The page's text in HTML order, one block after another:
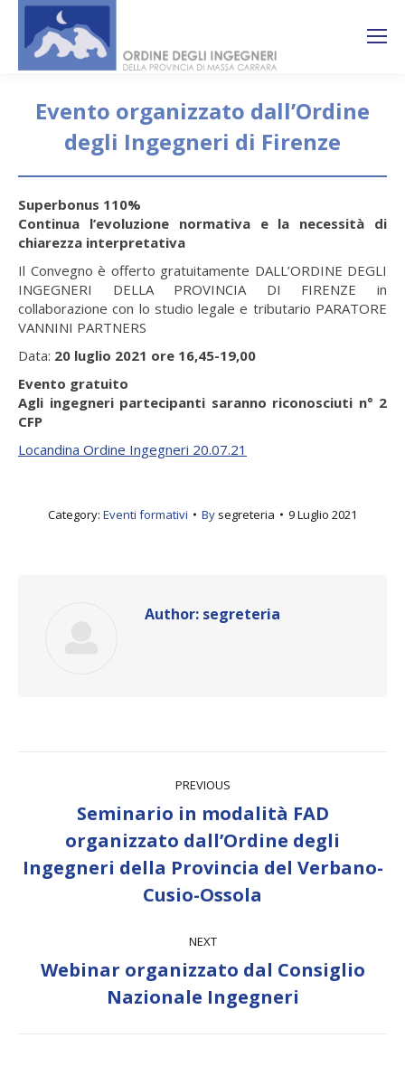
Evento organizzato dall’Ordine
degli Ingegneri di Firenze
Superbonus 110%
Continua l’evoluzione normativa e la necessità di
chiarezza interpretativa
Il Convegno è offerto gratuitamente DALL’ORDINE DEGLI
INGEGNERI DELLA PROVINCIA DI FIRENZE in
collaborazione con lo studio legale e tributario PARATORE
VANNINI PARTNERS
Data: 20 luglio 2021 ore 16,45-19,00
Evento gratuito
Agli ingegneri partecipanti saranno riconosciuti n° 2
CFP
Locandina Ordine Ingegneri 20.07.21
Category: Eventi formativi By segreteria 9 Luglio 2021
Author: segreteria
navigation
PREVIOUS
Previous
post:
Seminario in modalità FAD
organizzato dall’Ordine degli
Ingegneri della Provincia del Verbano-
Cusio-Ossola
NEXT
Next
post:
Webinar organizzato dal Consiglio
Nazionale Ingegneri